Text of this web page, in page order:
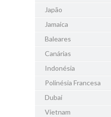
Japão
Jamaica
Baleares
Canárias
Indonésia
Polinésia Francesa
Dubai
Vietnam